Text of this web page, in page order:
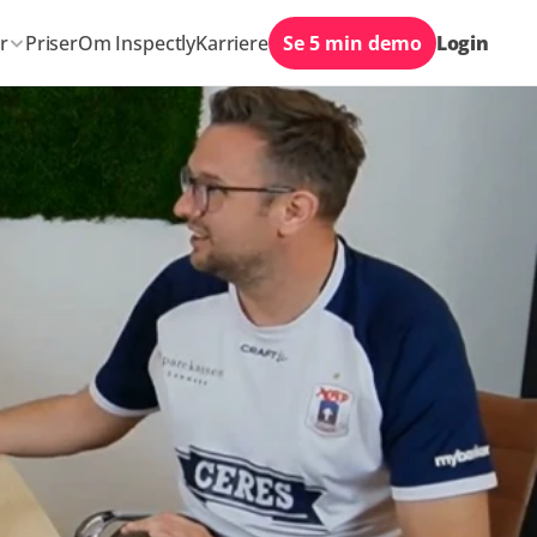
PriserOm InspectlyKarriere Se 5 min demo Login